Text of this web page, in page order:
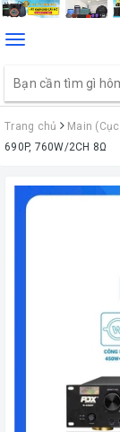
Toggle
Trang chủ Main
690P, 760W/2CH 8Ω